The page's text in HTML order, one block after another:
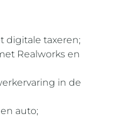
digitale taxeren;
Realworks en
in de
auto;